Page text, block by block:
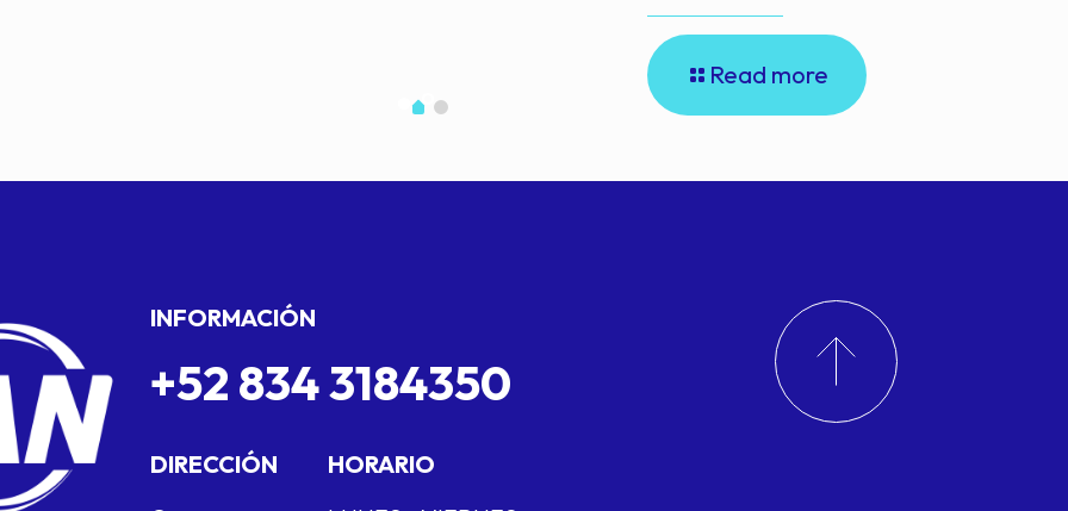
Read more
INFORMACIÓN
+52 834 3184350
DIRECCIÓN
HORARIO